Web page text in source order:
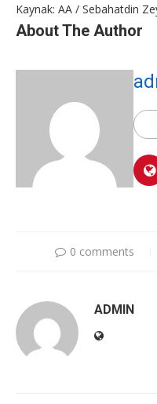
Kaynak: AA / Sebahatdin
About The Author
0 comments
ADMIN